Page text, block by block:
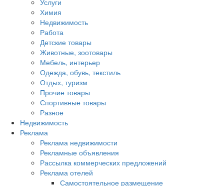
Услуги
Химия
Недвижимость
Работа
Детские товары
Животные, зоотовары
Мебель, интерьер
Одежда, обувь, текстиль
Отдых, туризм
Прочие товары
Спортивные товары
Разное
Недвижимость
Реклама
Реклама недвижимости
Рекламные объявления
Рассылка коммерческих предложений
Реклама отелей
Самостоятельное размещение